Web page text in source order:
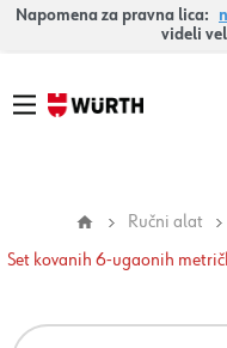
Napomena za pravna lica:
videli
Ručni alat
Set kovanih 6-ugaonih